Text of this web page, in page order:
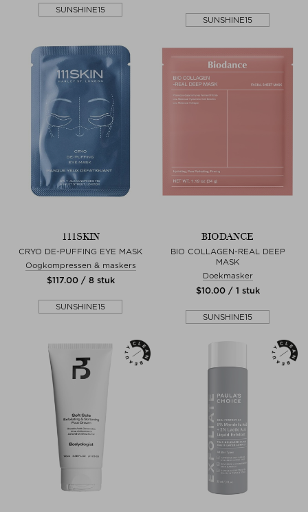
SUNSHINE15
SUNSHINE15
111SKIN
CRYO DE-PUFFING EYE MASK
Oogkompressen & maskers
$‌117.00 / 8 stuk
SUNSHINE15
BIODANCE
BIO COLLAGEN-REAL DEEP
MASK
Doekmasker
$‌10.00 / 1 stuk
SUNSHINE15